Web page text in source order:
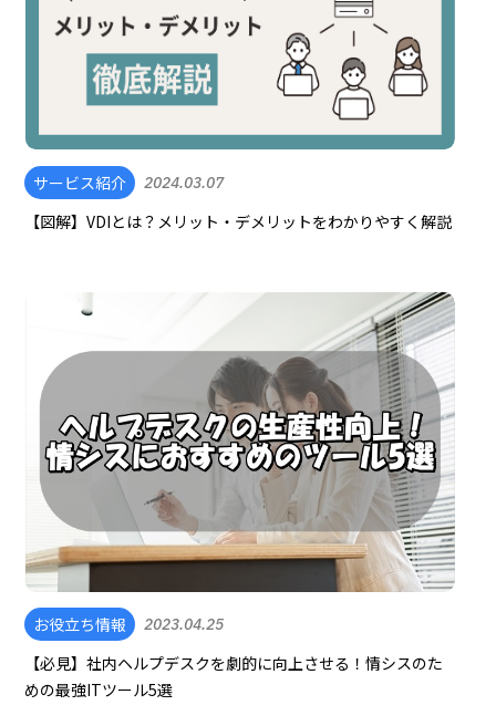
サービス紹介 2024.03.07
【図解】VDIとは？メリット・デメリットをわかりやすく解説
お役立ち情報 2023.04.25
【必見】社内ヘルプデスクを劇的に向上させる！情シスのた
めの最強ITツール5選